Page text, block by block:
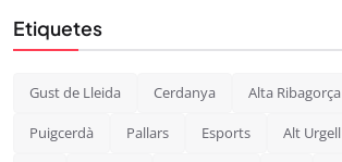
Etiquetes
Gust de Lleida Cerdanya Alta Ribagorça
Puigcerdà Pallars Esports Alt Urgell